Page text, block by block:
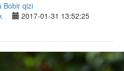
Bobir qizi
2017-01-31 13:52:25